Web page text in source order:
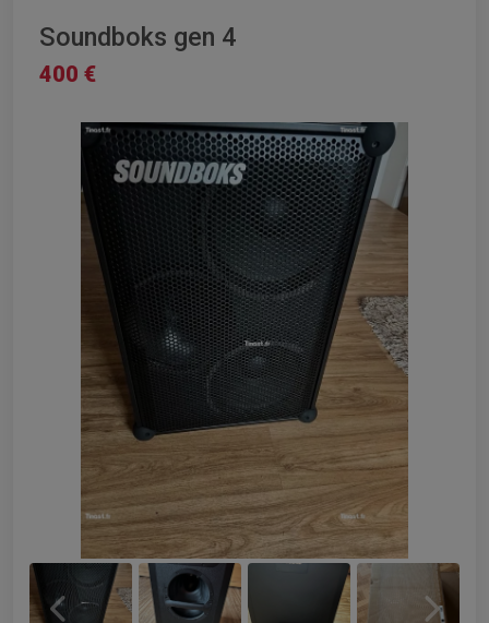
Soundboks gen 4
400 €